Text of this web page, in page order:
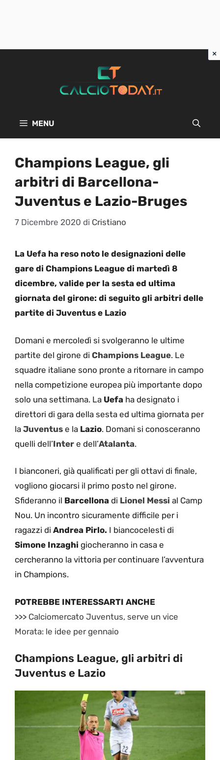
MENU
Champions League, gli
arbitri di Barcellona-
Juventus e Lazio-Bruges
7 Dicembre 2020 di Cristiano
La Uefa ha reso noto le designazioni delle
gare di Champions League di martedì 8
dicembre, valide per la sesta ed ultima
giornata del girone: di seguito gli arbitri delle
partite di Juventus e Lazio
Domani e mercoledì si svolgeranno le ultime
partite del girone di Champions League. Le
squadre italiane sono pronte a ritornare in campo
nella competizione europea più importante dopo
solo una settimana. La Uefa ha designato i
direttori di gara della sesta ed ultima giornata per
la Juventus e la Lazio. Domani si conosceranno
quelli dell’Inter e dell’Atalanta.
I bianconeri, già qualificati per gli ottavi di finale,
vogliono giocarsi il primo posto nel girone.
Sfideranno il Barcellona di Lionel Messi al Camp
Nou. Un incontro sicuramente difficile per i
ragazzi di Andrea Pirlo. I biancocelesti di
Simone Inzaghi giocheranno in casa e
cercheranno la vittoria per continuare l’avventura
in Champions.
POTREBBE INTERESSARTI ANCHE
>>> Calciomercato Juventus, serve un vice
Morata: le idee per gennaio
Champions League, gli arbitri di
Juventus e Lazio